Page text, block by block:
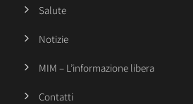
Salute
Notizie
MIM – L’informazione libera
Contatti